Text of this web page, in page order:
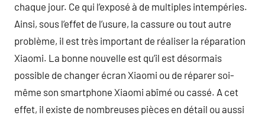
chaque jour. Ce qui l’exposé à de multiples intempéries.
Ainsi, sous l’effet de l’usure, la cassure ou tout autre
problème, il est très important de réaliser la réparation
Xiaomi. La bonne nouvelle est qu’il est désormais
possible de changer écran Xiaomi ou de réparer soi-
même son smartphone Xiaomi abîmé ou cassé. A cet
effet, il existe de nombreuses pièces en détail ou aussi